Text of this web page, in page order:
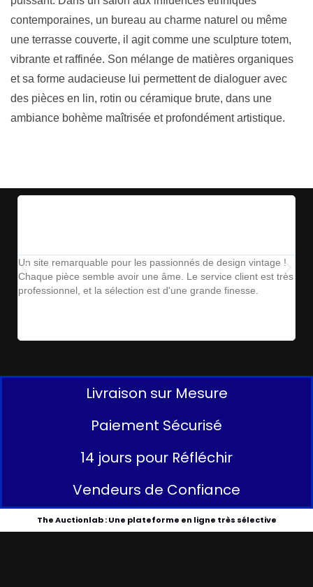
contemporaines, un bureau au charme naturel ou même
une terrasse couverte, il agit comme une sculpture totem,
vibrante et raffinée. Son mélange de matières organiques
et sa forme audacieuse lui permettent de dialoguer avec
des pièces en lin, rotin ou céramique brute, dans une
ambiance bohème maîtrisée et profondément artistique.
Un site remarquable pour les passionnés de design vintage !
Chaque pièce semble avoir une âme. Le service client est très
professionnel, et la sélection est d'une grande finesse.
Livraison sur Mesure
Paiement Sécurisé
14 jours pour Réfléchir
Vendeurs de Confiance
The Auctionlab : Une plateforme en ligne très sélective